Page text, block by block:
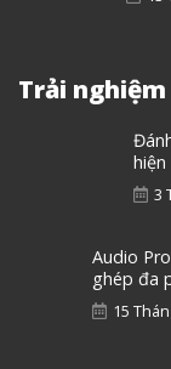
Trải nghiệm
hiện
3
Audio
ghép đa
15